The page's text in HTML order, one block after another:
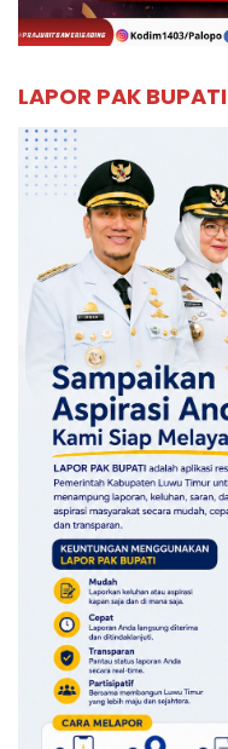
LAPOR PAK BUPATI